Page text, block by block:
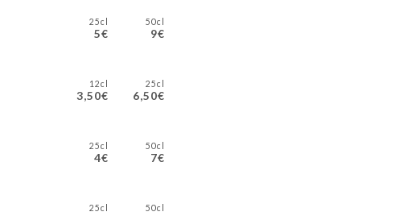
25cl
5€
50cl
9€
12cl
3,50€
25cl
6,50€
25cl
4€
50cl
7€
25cl 50cl